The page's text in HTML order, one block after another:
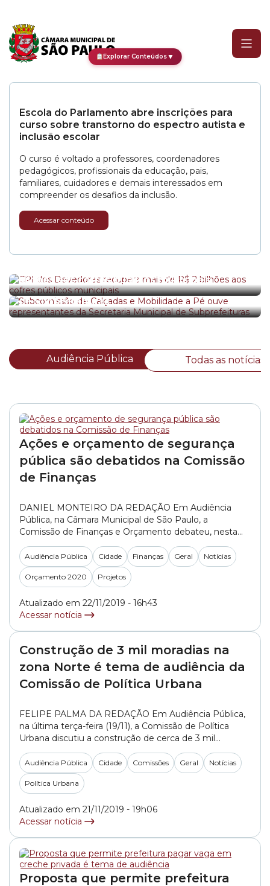
Explorar Conteúdos▼
Escola do Parlamento abre inscrições para
curso sobre transtorno do espectro autista e
inclusão escolar
O curso é voltado a professores, coordenadores
pedagógicos, profissionais da educação, pais,
familiares, cuidadores e demais interessados em
compreender os desafios da inclusão.
Acessar conteúdo
bilhões aos cofres públicos municipais
Subcomissão de Calçadas e Mobilidade a Pé
ouve representantes da Secretaria Municipal
de Subprefeituras
Audiência Pública Todas as notícias
Ações e orçamento de segurança
pública são debatidos na Comissão
de Finanças
DANIEL MONTEIRO DA REDAÇÃO Em Audiência
Pública, na Câmara Municipal de São Paulo, a
Comissão de Finanças e Orçamento debateu, nesta
sexta-feira (22/11), os recursos financeiros e as ações
previstas no orçamento de 2020 da Secretaria
Municipal de Segurança Urbana. De acordo com a
proposta orçamentária do PL (Projeto de Lei)
Audiência Pública Cidade Finanças Geral Notícias
Orçamento 2020 Projetos
Atualizado em 22/11/2019 - 16h43
Acessar notícia
Construção de 3 mil moradias na
zona Norte é tema de audiência da
Comissão de Política Urbana
FELIPE PALMA DA REDAÇÃO Em Audiência Pública,
na última terça-feira (19/11), a Comissão de Política
Urbana discutiu a construção de cerca de 3 mil
moradias na região do Córrego do Bispo, na zona
Norte da cidade de São Paulo. A iniciativa é parte da
PPP da Habitação Casa Verde. Reivindicando vagas
Audiência Pública Cidade Comissões Geral Notícias
Política Urbana
Atualizado em 21/11/2019 - 19h06
Acessar notícia
Proposta que permite prefeitura